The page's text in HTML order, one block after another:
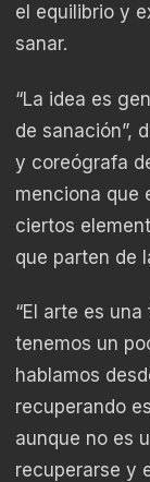
el equilibrio y
sanar.
“La idea es
de sanación”,
y coreógrafa
menciona que
ciertos
que parten de
“El arte es
tenemos un
hablamos
recuperando
aunque no es
recuperarse y